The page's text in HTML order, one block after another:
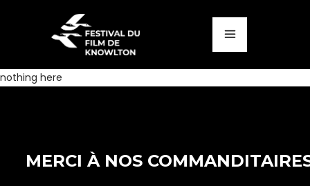
nothing here
MERCI À NOS